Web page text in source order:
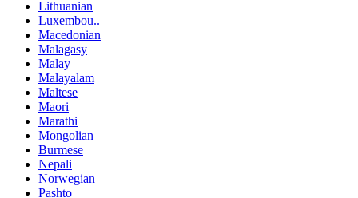
Lithuanian
Luxembou..
Macedonian
Malagasy
Malay
Malayalam
Maltese
Maori
Marathi
Mongolian
Burmese
Nepali
Norwegian
Pashto